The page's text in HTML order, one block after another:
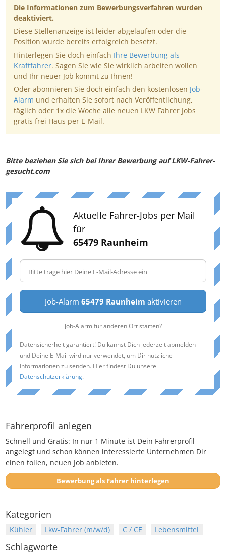
Die Informationen zum Bewerbungsverfahren wurden
deaktiviert.
Diese Stellenanzeige ist leider abgelaufen oder die
Position wurde bereits erfolgreich besetzt.
Hinterlegen Sie doch einfach Ihre Bewerbung als
Kraftfahrer. Sagen Sie wie Sie wirklich arbeiten wollen
und Ihr neuer Job kommt zu Ihnen!
Oder abonnieren Sie doch einfach den kostenlosen Job-
Alarm und erhalten Sie sofort nach Veröffentlichung,
täglich oder 1x die Woche alle neuen LKW Fahrer Jobs
gratis frei Haus per E-Mail.
Bitte beziehen Sie sich bei Ihrer Bewerbung auf LKW-Fahrer-
gesucht.com
Aktuelle Fahrer-Jobs per Mail
für
65479 Raunheim
Job-Alarm 65479 Raunheim aktivieren
Job-Alarm für anderen Ort starten?
Datensicherheit garantiert! Du kannst Dich jederzeit abmelden
und Deine E-Mail wird nur verwendet, um Dir nützliche
Informationen zu senden. Hier findest Du unsere
Datenschutzerklärung.
Fahrerprofil anlegen
Schnell und Gratis: In nur 1 Minute ist Dein Fahrerprofil
angelegt und schon können interessierte Unternehmen Dir
einen tollen, neuen Job anbieten.
Bewerbung als Fahrer hinterlegen
Kategorien
Kühler Lkw-Fahrer (m/w/d) C / CE Lebensmittel
Schlagworte